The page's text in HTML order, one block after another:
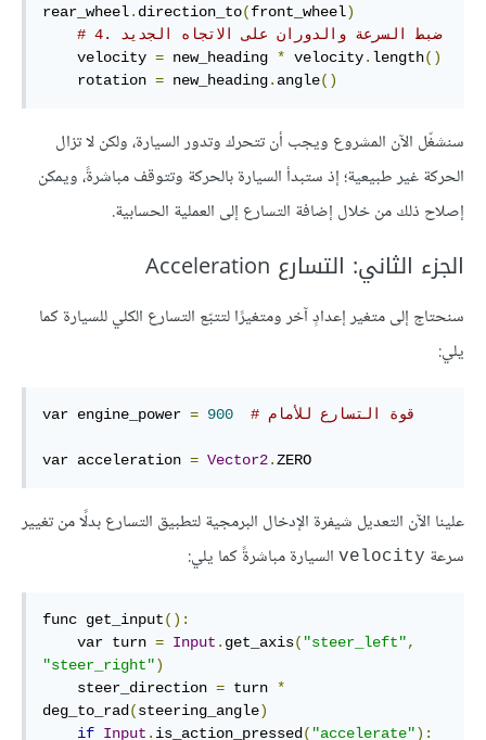
rear_wheel. direction_to(front_wheel)
# 4. ضبط السرعة والدوران على الاتجاه الجديد
    velocity
= new_heading * velocity. length()
    rotation
= new_heading. angle()
سنشغّل الآن المشروع ويجب أن تتحرك وتدور السيارة، ولكن لا تزال
الحركة غير طبيعية؛ إذ ستبدأ السيارة بالحركة وتتوقف مباشرةً، ويمكن
إصلاح ذلك من خلال إضافة التسارع إلى العملية الحسابية.
الجزء الثاني: التسارع Acceleration
سنحتاج إلى متغير إعدادٍ آخر ومتغيرًا لتتبّع التسارع الكلي للسيارة كما
يلي:
var engine_power = 900 # قوة التسارع للأمام
var acceleration = Vector2.ZERO
علينا الآن التعديل شيفرة الإدخال البرمجية لتطبيق التسارع بدلًا من تغيير
سرعة velocity السيارة مباشرةً كما يلي:
func get_input():
    var turn
= Input . get_axis( "steer_left",
"steer_right")
    steer_direction
= turn *
deg_to_rad(steering_angle)
if Input . is_action_pressed( "accelerate"):